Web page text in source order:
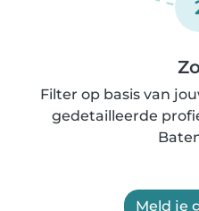
Filter op basis van
gedetailleerde
Meld je